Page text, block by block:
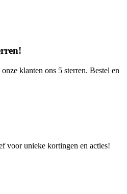
klanten ons 5 sterren. Bestel en
voor unieke kortingen en acties!